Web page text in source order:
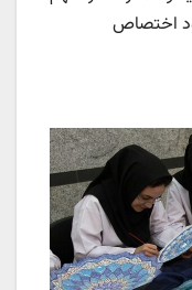
اختصاص